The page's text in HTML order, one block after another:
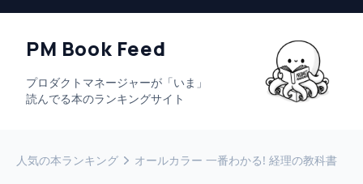
PM Book Feed
プロダクトマネージャーが「いま」
読んでる本のランキングサイト
人気の本ランキング オールカラー 一番わかる! 経理の教科書